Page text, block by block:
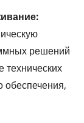
решений
обеспечения,